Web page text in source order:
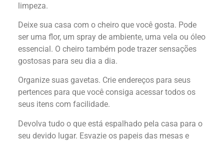
limpeza.
Deixe sua casa com o cheiro que você gosta. Pode
ser uma flor, um spray de ambiente, uma vela ou óleo
essencial. O cheiro também pode trazer sensações
gostosas para seu dia a dia.
Organize suas gavetas. Crie endereços para seus
pertences para que você consiga acessar todos os
seus itens com facilidade.
Devolva tudo o que está espalhado pela casa para o
seu devido lugar. Esvazie os papeis das mesas e